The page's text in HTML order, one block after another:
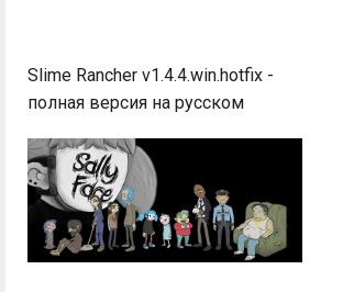
Slime Rancher v1.4.4.win.hotfix -
полная версия на русском